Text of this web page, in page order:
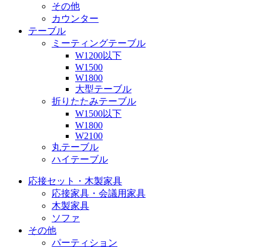
その他
カウンター
テーブル
ミーティングテーブル
W1200以下
W1500
W1800
大型テーブル
折りたたみテーブル
W1500以下
W1800
W2100
丸テーブル
ハイテーブル
応接セット・木製家具
応接家具・会議用家具
木製家具
ソファ
その他
パーティション